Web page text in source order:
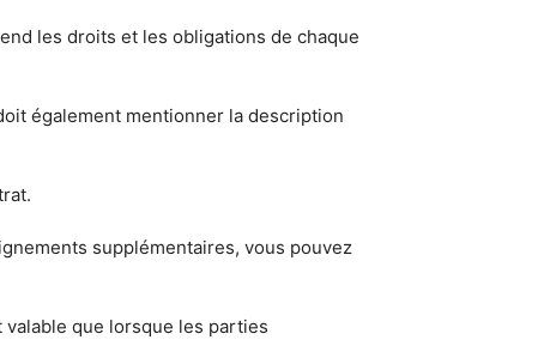
les droits et les obligations de chaque
également mentionner la description
supplémentaires, vous pouvez
que lorsque les parties